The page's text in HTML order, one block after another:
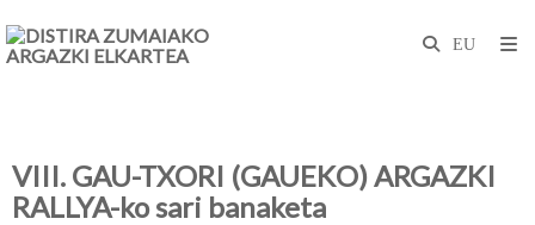
VIII. GAU-TXORI (GAUEKO) ARGAZKI
RALLYA-ko sari banaketa